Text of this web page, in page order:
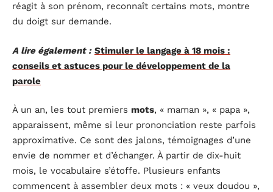
réagit à son prénom, reconnaît certains mots, montre
du doigt sur demande.
A lire également : Stimuler le langage à 18 mois :
conseils et astuces pour le développement de la
parole
À un an, les tout premiers mots, « maman », « papa »,
apparaissent, même si leur prononciation reste parfois
approximative. Ce sont des jalons, témoignages d’une
envie de nommer et d’échanger. À partir de dix-huit
mois, le vocabulaire s’étoffe. Plusieurs enfants
commencent à assembler deux mots : « veux doudou »,